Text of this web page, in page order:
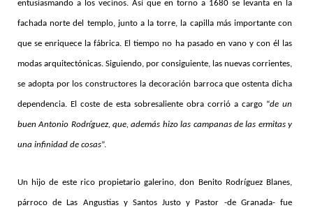
entusiasmando a los vecinos. Así que en torno a 1680 se levanta en la
fachada norte del templo, junto a la torre, la capilla más importante con
que se enriquece la fábrica. El tiempo no ha pasado en vano y con él las
modas arquitectónicas. Siguiendo, por consiguiente, las nuevas corrientes,
se adopta por los constructores la decoración barroca que ostenta dicha
dependencia. El coste de esta sobresaliente obra corrió a cargo “de un
buen Antonio Rodríguez, que, además hizo las campanas de las ermitas y
una infinidad de cosas”.
Un hijo de este rico propietario galerino, don Benito Rodríguez Blanes,
párroco de Las Angustias y Santos Justo y Pastor -de Granada- fue